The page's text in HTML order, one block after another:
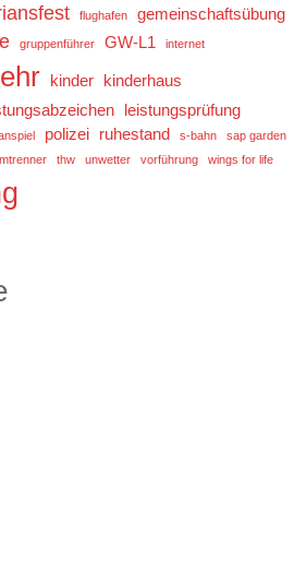
flughafen gemeinschaftsübung
gruppenführer GW-L1 internet
kinder kinderhaus
leistungsprüfung
polizei ruhestand s-bahn
sap garden
thw unwetter vorführung wings for life